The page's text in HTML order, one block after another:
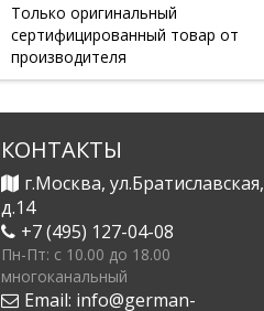
Только оригинальный
сертифицированный товар от
производителя
КОНТАКТЫ
г.Москва, ул.Братиславская,
д.14
+7 (495) 127-04-08
Пн-Пт: c 10.00 до 18.00
многоканальный
Email: info@german-